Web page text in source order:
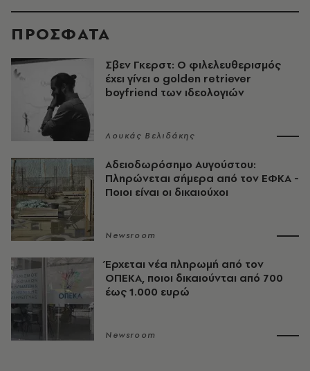
ΠΡΟΣΦΑΤΑ
Σβεν Γκερστ: Ο φιλελευθερισμός
έχει γίνει ο golden retriever
boyfriend των ιδεολογιών
Λουκάς Βελιδάκης
Αδειοδωρόσημο Αυγούστου:
Πληρώνεται σήμερα από τον ΕΦΚΑ -
Ποιοι είναι οι δικαιούχοι
Newsroom
Έρχεται νέα πληρωμή από τον
ΟΠΕΚΑ, ποιοι δικαιούνται από 700
έως 1.000 ευρώ
Newsroom